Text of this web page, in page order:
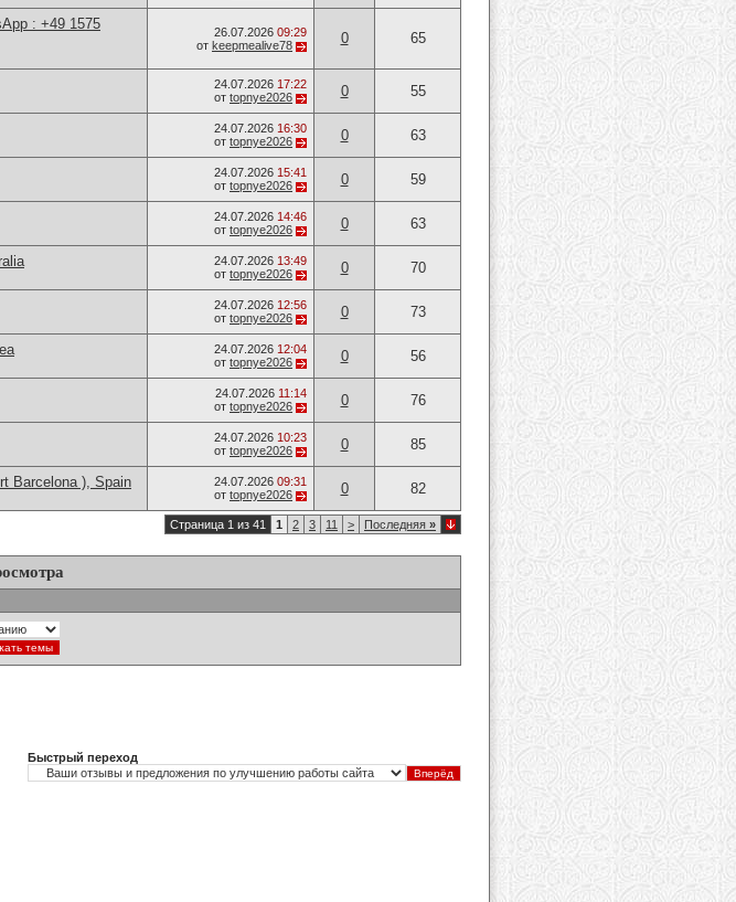
: +49 1575
26.07.2026 09:29
от keepmealive78 0 65
24.07.2026 17:22
от topnye2026 0 55
24.07.2026 16:30
от topnye2026 0 63
24.07.2026 15:41
от topnye2026 0 59
24.07.2026 14:46
от topnye2026 0 63
24.07.2026 13:49
от topnye2026 0 70
24.07.2026 12:56
от topnye2026 0 73
24.07.2026 12:04
от topnye2026 0 56
24.07.2026 11:14
от topnye2026 0 76
24.07.2026 10:23
от topnye2026 0 85
Barcelona ), Spain 24.07.2026 09:31
от topnye2026 0 82
Страница 1 из 41 1 2 3 11 > Последняя »
Быстрый переход